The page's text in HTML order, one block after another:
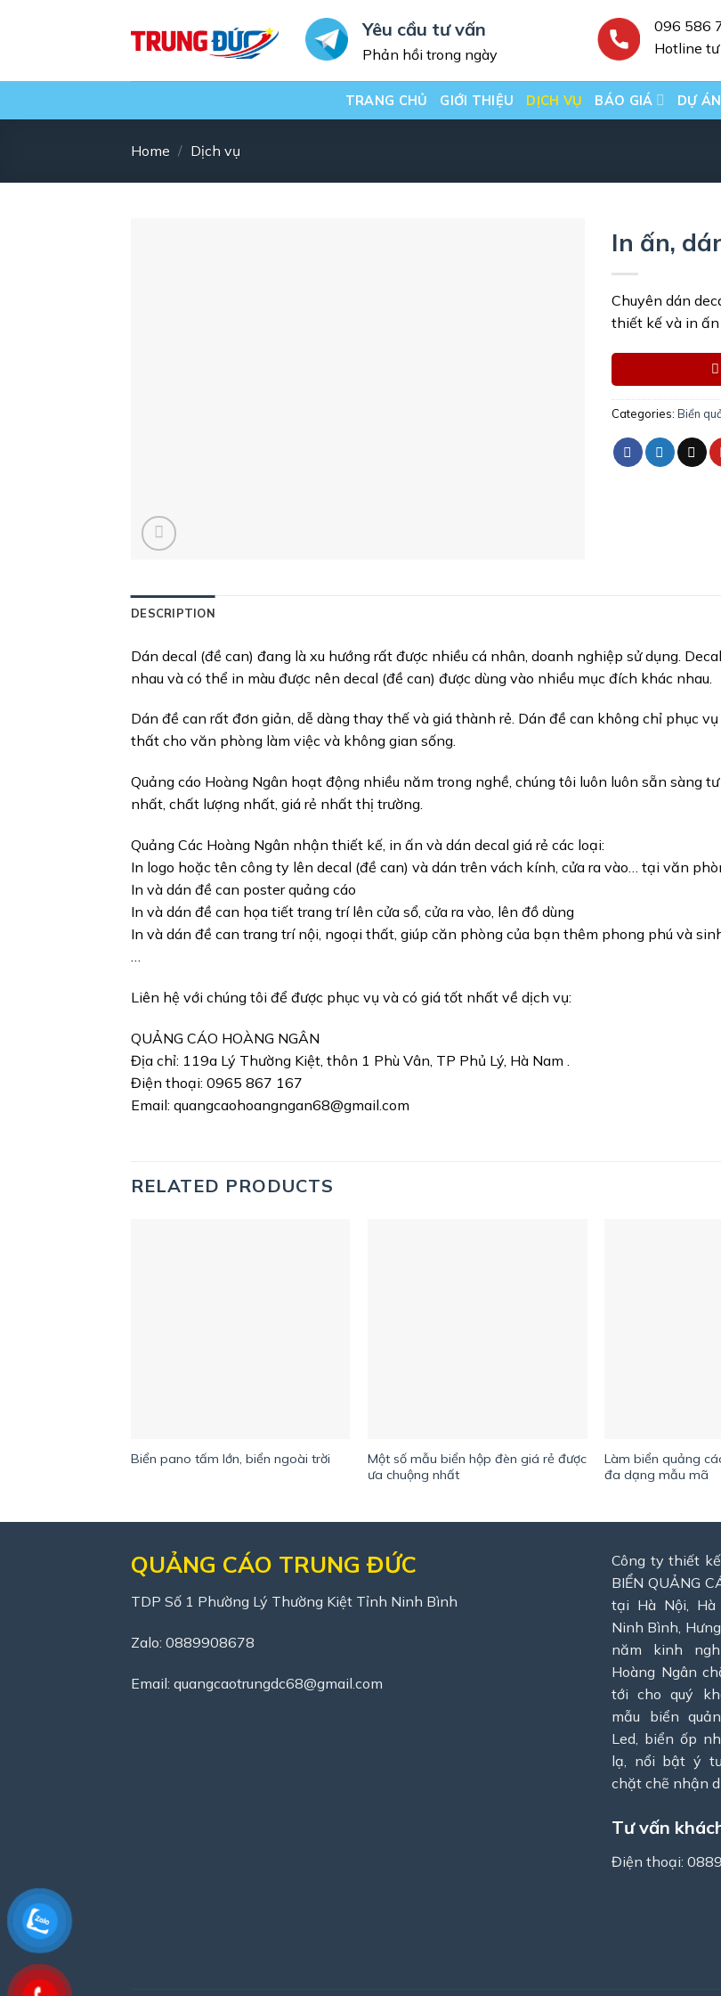
Yêu cầu tư vấn
Phản hồi trong ngày
096 586
Hotline
TRANG CHỦ GIỚI THIỆU DỊCH VỤ BÁO GIÁ DỰ ÁN
Home / Dịch vụ
In ấn,
Chuyên dán
thiết kế và in
Categories: Biển
DESCRIPTION
Dán decal (đề can) đang là xu hướng rất được nhiều cá nhân, doanh nghiệp sử dụng.
nhau và có thể in màu được nên decal (đề can) được dùng vào nhiều mục đích khác nhau.
Dán đề can rất đơn giản, dễ dàng thay thế và giá thành rẻ. Dán đề can không chỉ phục
thất cho văn phòng làm việc và không gian sống.
Quảng cáo Hoàng Ngân hoạt động nhiều năm trong nghề, chúng tôi luôn luôn sẵn sàng
nhất, chất lượng nhất, giá rẻ nhất thị trường.
Quảng Các Hoàng Ngân nhận thiết kế, in ấn và dán decal giá rẻ các loại:
In logo hoặc tên công ty lên decal (đề can) và dán trên vách kính, cửa ra vào… tại văn
In và dán đề can poster quảng cáo
In và dán đề can họa tiết trang trí lên cửa sổ, cửa ra vào, lên đồ dùng
In và dán đề can trang trí nội, ngoại thất, giúp căn phòng của bạn thêm phong phú và
Liên hệ với chúng tôi để được phục vụ và có giá tốt nhất về dịch vụ:
QUẢNG CÁO HOÀNG NGÂN
Địa chỉ: 119a Lý Thường Kiệt, thôn 1 Phù Vân, TP Phủ Lý, Hà Nam .
Điện thoại: 0965 867 167
Email: quangcaohoangngan68@gmail.com
RELATED PRODUCTS
Biển pano tấm lớn, biển ngoài trời
Một số mẫu biển hộp đèn giá rẻ được
ưa chuộng nhất
Làm biển quảng
đa dạng mẫu mã
QUẢNG CÁO TRUNG ĐỨC
TDP Số 1 Phường Lý Thường Kiệt Tỉnh Ninh Bình
Zalo: 0889908678
Email: quangcaotrungdc68@gmail.com
Công ty thiết
BIỂN QUẢNG
tại Hà Nội, Hà
Ninh Bình,
năm kinh
Hoàng Ngân
tới cho quý
mẫu biển
Led, biển ốp
lạ, nổi bật ý
chặt chẽ nhận
Tư vấn
Điện thoại: